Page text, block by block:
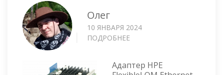
Олег
10 ЯНВАРЯ 2024
ПОДРОБНЕЕ
533FLR-
Адаптер HPE